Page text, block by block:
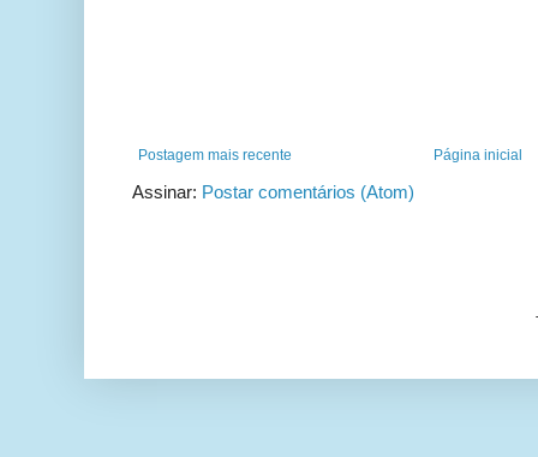
Postagem mais recente Página inicial
Assinar: Postar comentários (Atom)